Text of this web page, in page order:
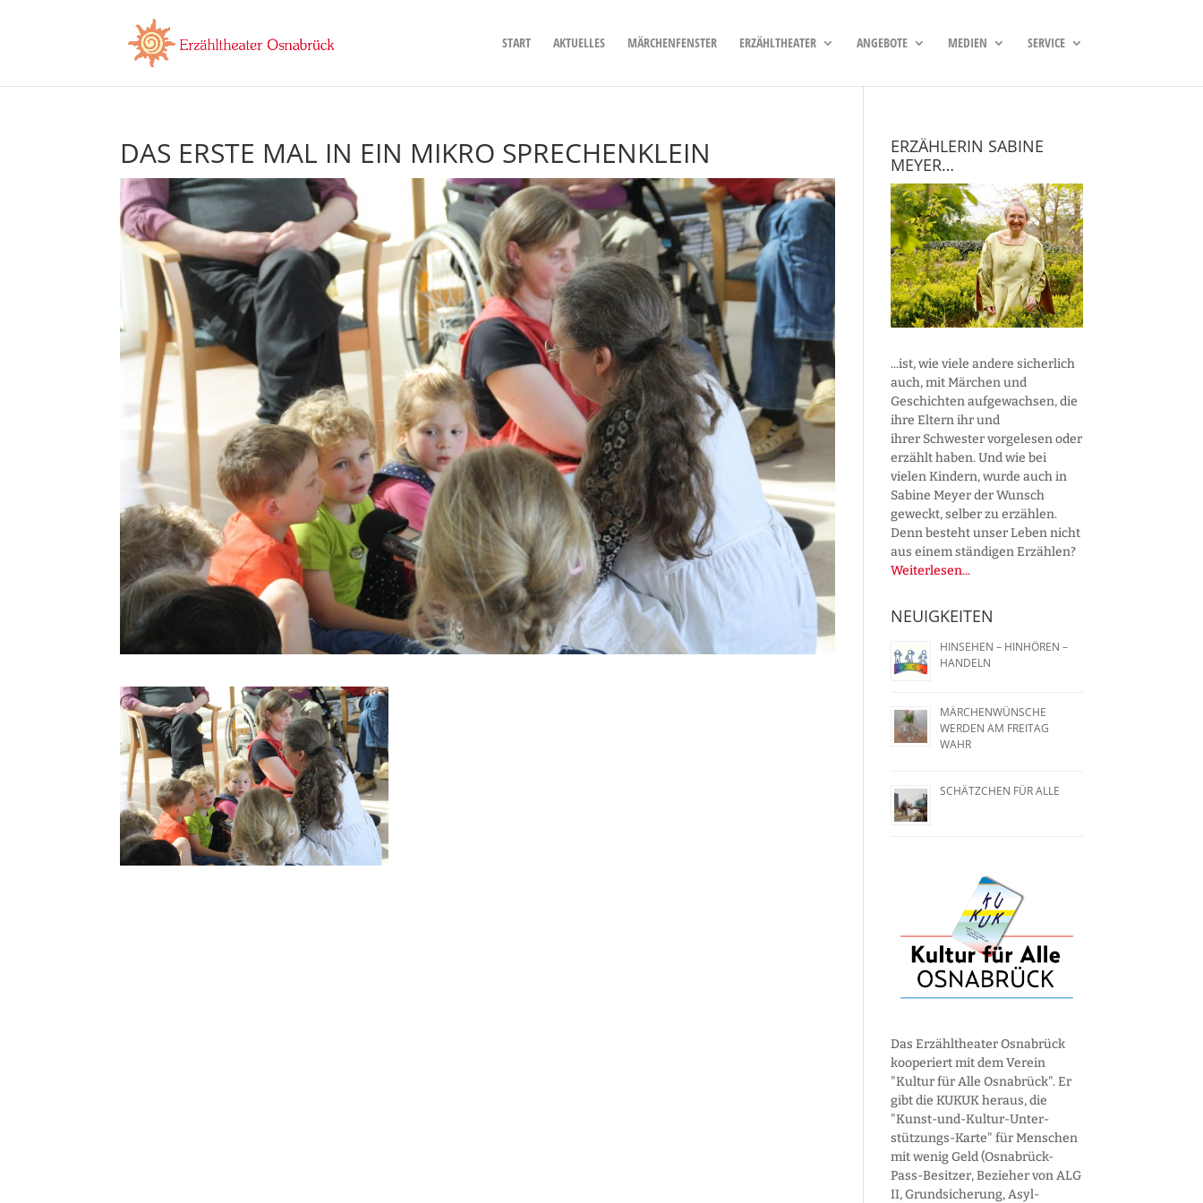
START AKTUELLES MÄRCHENFENSTER ERZÄHLTHEATER ANGEBOTE MEDIEN SERVICE
DAS ERSTE MAL IN EIN MIKRO SPRECHENKLEIN
ERZÄHLERIN SABINE
MEYER…
...ist, wie viele andere sicherlich
auch, mit Märchen und
Geschichten aufgewachsen, die
ihre Eltern ihr und
ihrer Schwester vorgelesen oder
erzählt haben. Und wie bei
vielen Kindern, wurde auch in
Sabine Meyer der Wunsch
geweckt, selber zu erzählen.
Denn besteht unser Leben nicht
aus einem ständigen Erzählen?
Weiterlesen...
NEUIGKEITEN
HINSEHEN – HINHÖREN –
HANDELN
MÄRCHENWÜNSCHE
WERDEN AM FREITAG
WAHR
SCHÄTZCHEN FÜR ALLE
Das Erzähltheater Osnabrück
kooperiert mit dem Verein
"Kultur für Alle Osnabrück". Er
gibt die KUKUK heraus, die
"Kunst-und-Kultur-Unter­
stützungs-Karte" für Menschen
mit wenig Geld (Osnabrück-
Pass-Besitzer, Bezieher von ALG
II, Grund­sicherung, Asyl­